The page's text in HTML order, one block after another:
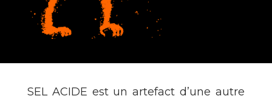
SEL ACIDE est un artefact d’une autre